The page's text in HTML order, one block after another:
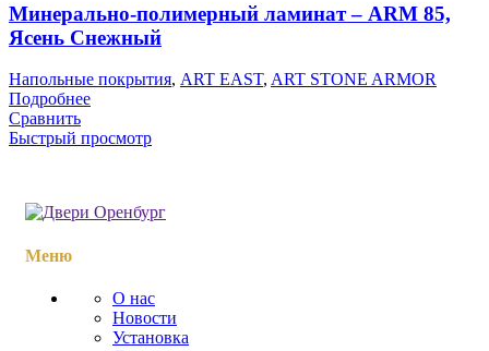
Минерально-полимерный ламинат – ARM 85,
Ясень Снежный
Напольные покрытия, ART EAST, ART STONE ARMOR
Подробнее
Сравнить
Быстрый просмотр
Меню
О нас
Новости
Установка